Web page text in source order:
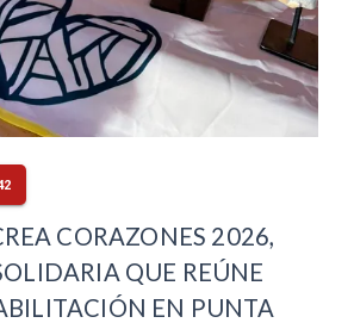
CORAZONES 2026,
QUE REÚNE
EN PUNTA